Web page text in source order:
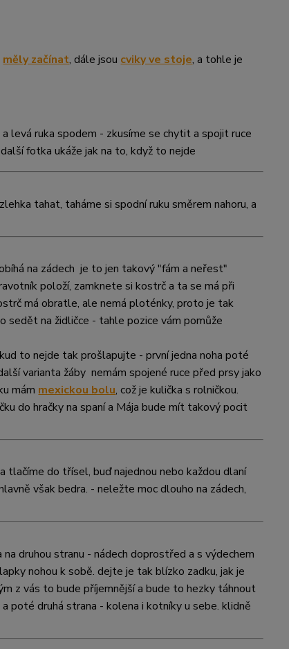
měly začínat, dále jsou cviky ve stoje, a tohle je
levá ruka spodem - zkusíme se chytit a spojit ruce
fotka ukáže jak na to, když to nejde
tahat, taháme si spodní ruku směrem nahoru,a
na zádech je to jen takový "fám a neřest"
položí, zamknete si kostrč a ta se má při
má obratle, ale nemá ploténky, proto je tak
na židličce - tahle pozice vám pomůže
to nejde tak prošlapujte - první jedna noha poté
varianta žáby nemám spojené ruce před prsy jako
mámmexickou bolu, což je kulička s rolničkou.
do hračky na spaní a Mája bude mít takový pocit
do třísel, buď najednou nebo každou dlaní
však bedra. - neležte moc dlouho na zádech,
druhou stranu - nádech doprostřed a s výdechem
nohou k sobě. dejte je tak blízko zadku, jak je
z vás to bude příjemnější a bude to hezky táhnout
a poté druhá strana - kolena i kotníky u sebe. klidně